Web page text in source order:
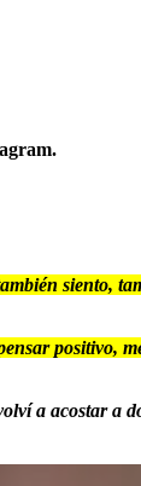
siento,
positivo,
a acostar a